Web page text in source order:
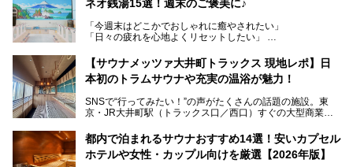
る、今の時代の"銭湯"として生まれ変わりました。洞窟のよ
ビアバーなど、新しく登場したスポットも併せて紹介しま
す。充実した設備があるのに、基本の入浴料が銭湯価格の5
ネオ銭湯15選！週末のご褒美に♪
「今週末はどこかでおしゃれに癒やされたい」
「日々の疲れを心地よくリセットしたい」
となっている新しいスタイルの銭湯です。
最近、SNSやメディアで「デザイナーズ銭湯」や「ネオ銭
本記事では、そもそもこれらがどんな銭湯なのか、その気に
いおしゃれな名店15選を、おすすめの順番で一挙にご紹介
します。
【サウナメッツァ大井町トラックス 現地レポ】日
本初のトラムサウナや充実の温浴が魅力！
SNSで“行ってみたい！”の声がたくさんの話題の施設。東
京・JR大井町駅（トラックス口／西口）すぐの大型商業施
ツァ大井町トラックス」がニューオープン。施設の様子をレ
ポ―トします。
都内で泊まれるサウナおすすめ14選！安いカプセル
ホテルや女性・カップル向けを厳選【2026年版】